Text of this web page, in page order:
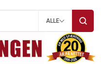
ALLE